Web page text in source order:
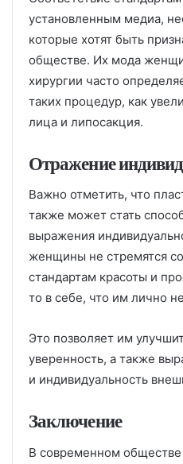
установленным медиа,
которые хотят быть
обществе. Их мода
хирургии часто
таких процедур, как
лица и липосакция.
Отражение
Важно отметить, что
также может стать
выражения
женщины не стремятся
стандартам красоты и
то в себе, что им лично
Это позволяет им
уверенность, а также
и индивидуальность
Заключение
В современном обществе